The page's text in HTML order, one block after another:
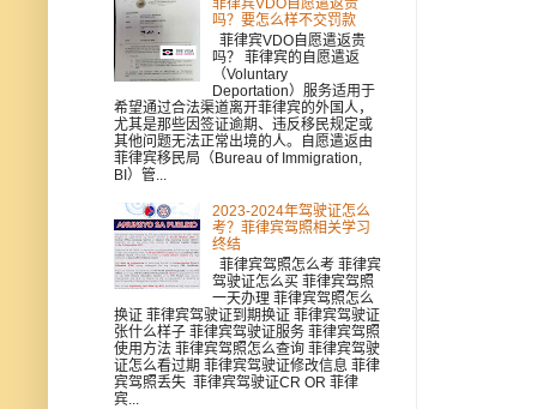
菲律宾VDO自愿遣返贵
吗？要怎么样不交罚款
菲律宾VDO自愿遣返贵
吗？ 菲律宾的自愿遣返
（Voluntary
Deportation）服务适用于
希望通过合法渠道离开菲律宾的外国人，
尤其是那些因签证逾期、违反移民规定或
其他问题无法正常出境的人。自愿遣返由
菲律宾移民局（Bureau of Immigration,
BI）管...
2023-2024年驾驶证怎么
考？菲律宾驾照相关学习
终结
菲律宾驾照怎么考 菲律宾
驾驶证怎么买 菲律宾驾照
一天办理 菲律宾驾照怎么
换证 菲律宾驾驶证到期换证 菲律宾驾驶证
张什么样子 菲律宾驾驶证服务 菲律宾驾照
使用方法 菲律宾驾照怎么查询 菲律宾驾驶
证怎么看过期 菲律宾驾驶证修改信息 菲律
宾驾照丢失 菲律宾驾驶证CR OR 菲律
宾...